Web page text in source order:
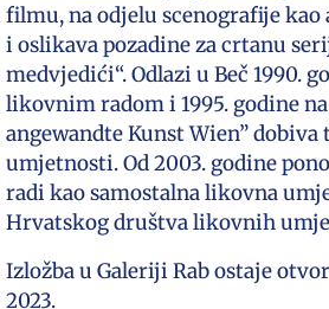
filmu, na odjelu scenografije kao
i oslikava pozadine za crtanu
medvjedići“. Odlazi u Beč 1990.
likovnim radom i 1995. godine
angewandte Kunst Wien”
umjetnosti. Od 2003. godine
radi kao samostalna likovna
Hrvatskog društva likovnih
Izložba u Galeriji Rab ostaje
2023.